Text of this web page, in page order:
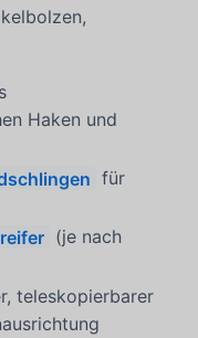
Haken und
für
(je nach
teleskopierbarer